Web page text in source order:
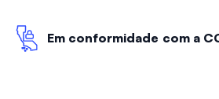
Em conformidade com a